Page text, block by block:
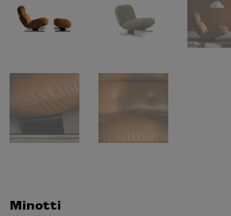
Minotti